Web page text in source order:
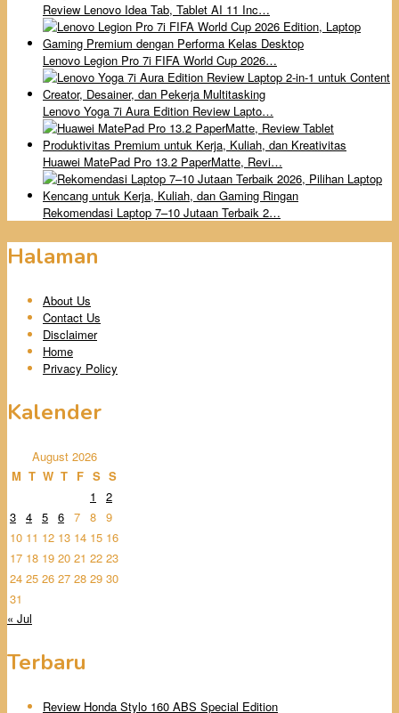
Review Lenovo Idea Tab, Tablet AI 11 Inc…
Lenovo Legion Pro 7i FIFA World Cup 2026…
Lenovo Yoga 7i Aura Edition Review Lapto…
Huawei MatePad Pro 13.2 PaperMatte, Revi…
Rekomendasi Laptop 7–10 Jutaan Terbaik 2…
Halaman
About Us
Contact Us
Disclaimer
Home
Privacy Policy
Kalender
August 2026
M T W T F S S
1
2
3 4 5 6 7 8 9
10 11 12 13 14 15 16
17 18 19 20 21 22 23
24 25 26 27 28 29 30
31
« Jul
Terbaru
Review Honda Stylo 160 ABS Special Edition